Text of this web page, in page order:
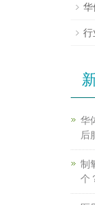
华
行
华
后
制
个